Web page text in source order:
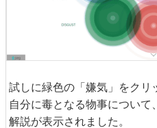
試しに緑色の「嫌気」をクリ
自分に毒となる物事について
解説が表示されました。